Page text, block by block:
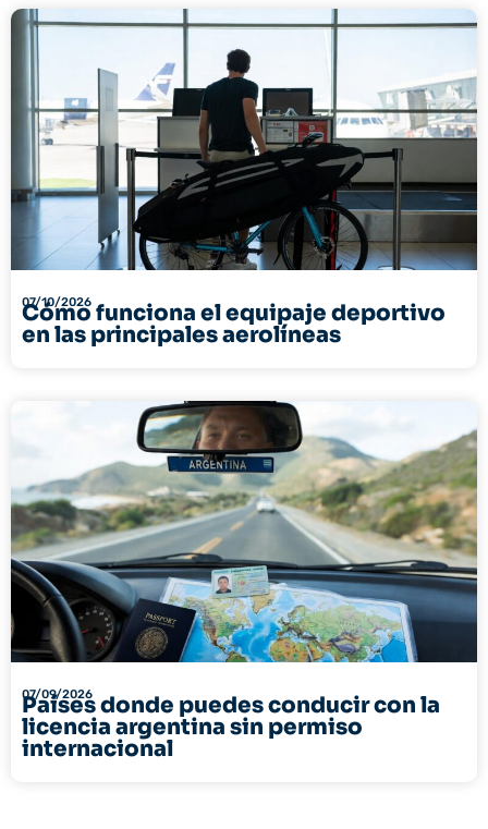
07/10/2026
Cómo funciona el equipaje deportivo
en las principales aerolíneas
07/09/2026
Países donde puedes conducir con la
licencia argentina sin permiso
internacional